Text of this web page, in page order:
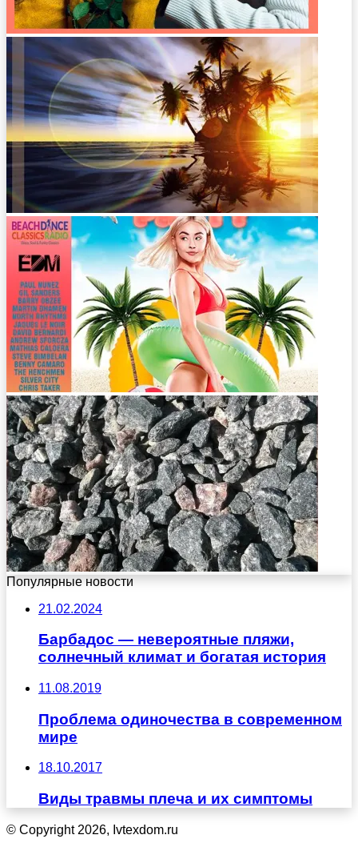
Популярные новости
21.02.2024
Барбадос — невероятные пляжи,
солнечный климат и богатая история
11.08.2019
Проблема одиночества в современном
мире
18.10.2017
Виды травмы плеча и их симптомы
© Copyright 2026, Ivtexdom.ru